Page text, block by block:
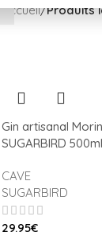
Accueil/Produits
Gin artisanal
SUGARBIRD 500ml
CAVE
SUGARBIRD
29.95€